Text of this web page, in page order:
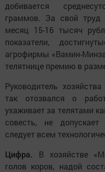
добивается
граммов. За свой труд
месяц 15-16 тысяч
показатели,
агрофирмы «Вамин-
телятнице премию в
Руководитель
так отозвался о
ухаживает за телятами
совесть, не
следует всем
Цифра. В хозяйстве
голов коров, надой